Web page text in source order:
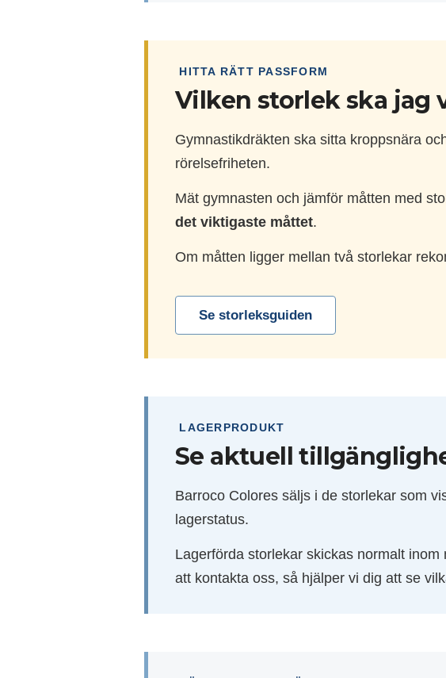
HITTA RÄTT PASSFORM
Vilken storlek ska jag
Gymnastikdräkten ska sitta kroppsnära
rörelsefriheten.
Mät gymnasten och jämför måtten med
det viktigaste måttet.
Om måtten ligger mellan två storlekar
Se storleksguiden
LAGERPRODUKT
Se aktuell
Barroco Colores säljs i de storlekar som
lagerstatus.
Lagerförda storlekar skickas normalt
att kontakta oss, så hjälper vi dig att se